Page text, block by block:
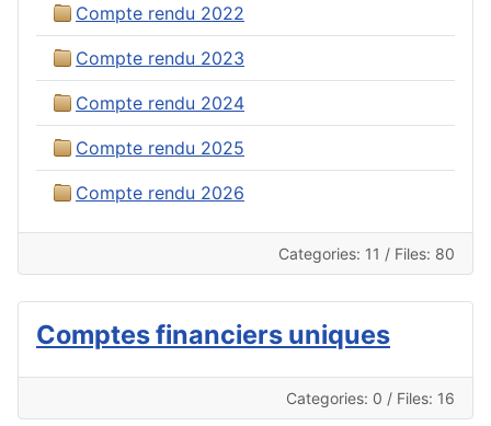
Compte rendu 2022
Compte rendu 2023
Compte rendu 2024
Compte rendu 2025
Compte rendu 2026
Categories: 11 / Files: 80
Comptes financiers uniques
Categories: 0 / Files: 16